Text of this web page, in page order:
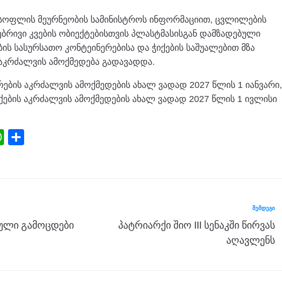
მეურნეობის სამინისტროს ინფორმაციით, ცვლილების
კვების ობიექტებისთვის პლასტმასისგან დამზადებული
სასურსათო კონტეინერებისა და ჭიქების საშუალებით მზა
ამოქმედება გადავადდა.
აკრძალვის ამოქმედების ახალ ვადად 2027 წლის 1 იანვარი,
აკრძალვის ამოქმედების ახალ ვადად 2027 წლის 1 ივლისი
W
p გამოცდები
ᲨᲔᲛᲓᲔᲒᲘ
პატრიარქი შიო III სენაკში წირვას
აღავლენს